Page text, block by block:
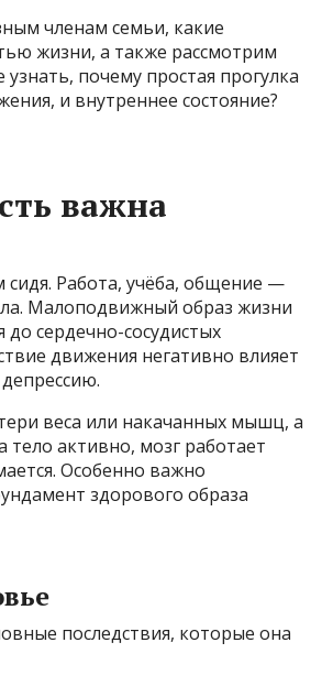
членам семьи, какие
жизни, а также рассмотрим
почему простая прогулка
и внутреннее состояние?
важна
Работа, учёба, общение —
Малоподвижный образ жизни
сердечно-сосудистых
движения негативно влияет
веса или накачанных мышц, а
активно, мозг работает
Особенно важно
здорового образа
последствия, которые она